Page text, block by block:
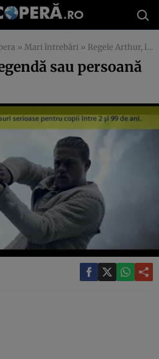
» Mari întrebări » Regele Arthur, legendă sau persoană reală?
sau persoană